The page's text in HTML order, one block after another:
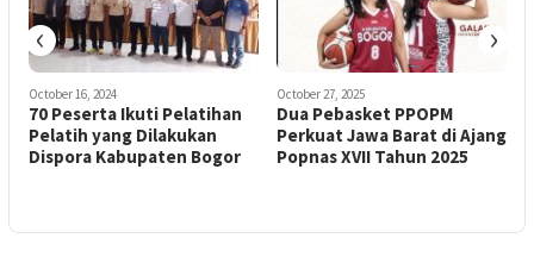
October 16, 2024
70 Peserta Ikuti Pelatihan
Pelatih yang Dilakukan
Dispora Kabupaten Bogor
October 27, 2025
Dua Pebasket PPOPM
Perkuat Jawa Barat di Ajang
Popnas XVII Tahun 2025
‹ ›